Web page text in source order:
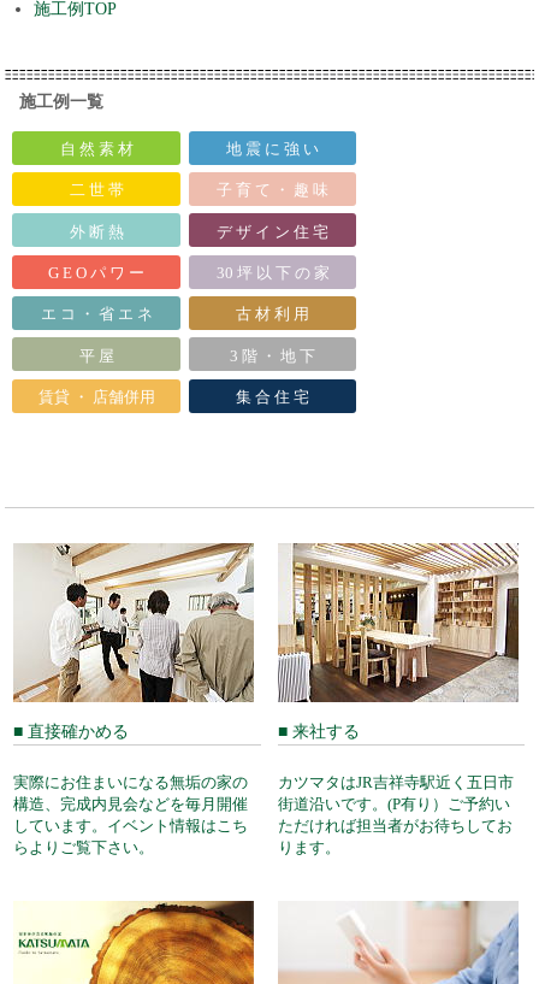
施工例TOP
施工例一覧
自 然 素 材 地 震 に 強 い
二 世 帯 子 育 て ・ 趣 味
外 断 熱 デ ザ イ ン 住 宅
G E O パ ワ ー 30 坪 以 下 の 家
エ コ ・ 省 エ ネ 古 材 利 用
平 屋 3 階 ・ 地 下
賃貸 ・ 店舗併用 集 合 住 宅
■ 直接確かめる
実際にお住まいになる無垢の家の
構造、完成内見会などを毎月開催
しています。イベント情報はこち
らよりご覧下さい。
■ 来社する
カツマタはJR吉祥寺駅近く五日市
街道沿いです。(P有り）ご予約い
ただければ担当者がお待ちしてお
ります。